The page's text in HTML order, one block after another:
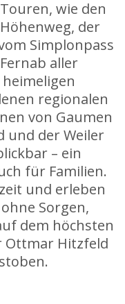
wie den
der
Simplonpass
aller
regionalen
von Gaumen
und der Weiler
– ein
für Familien.
und erleben
Sorgen,
dem höchsten
Ottmar Hitzfeld